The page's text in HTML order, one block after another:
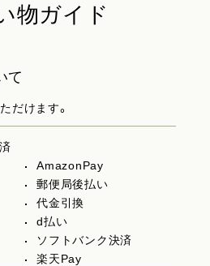
物ガイド
て
だけます。
AmazonPay
郵便局後払い
代金引換
d払い
ソフトバンク決済
楽天Pay